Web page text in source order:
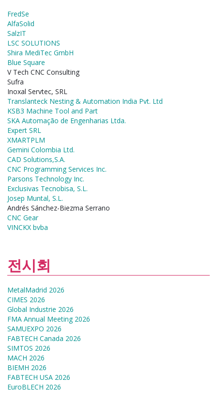
FredSe
AlfaSolid
SalzIT
LSC SOLUTIONS
Shira MediTec GmbH
Blue Square
V Tech CNC Consulting
Sufra
Inoxal Servtec, SRL
Translanteck Nesting & Automation India Pvt. Ltd
KSB3 Machine Tool and Part
SKA Automação de Engenharias Ltda.
Expert SRL
XMARTPLM
Gemini Colombia Ltd.
CAD Solutions,S.A.
CNC Programming Services Inc.
Parsons Technology Inc.
Exclusivas Tecnobisa, S.L.
Josep Muntal, S.L.
Andrés Sánchez-Biezma Serrano
CNC Gear
VINCKX bvba
전시회
MetalMadrid 2026
CIMES 2026
Global Industrie 2026
FMA Annual Meeting 2026
SAMUEXPO 2026
FABTECH Canada 2026
SIMTOS 2026
MACH 2026
BIEMH 2026
FABTECH USA 2026
EuroBLECH 2026